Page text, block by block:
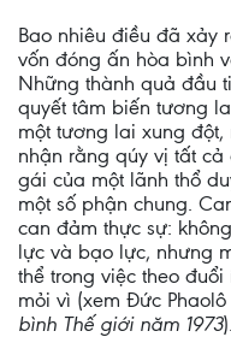
Bao nhiêu điều đã xảy
vốn đóng ấn hòa bình
Những thành quả đầu
quyết tâm biến tương
một tương lai xung
nhận rằng qúy vị tất
gái của một lãnh thổ
một số phận chung.
can đảm thực sự:
lực và bạo lực, nhưng
thể trong việc theo
mỏi vì (xem Đức Phaolô
bình Thế giới năm 1973).